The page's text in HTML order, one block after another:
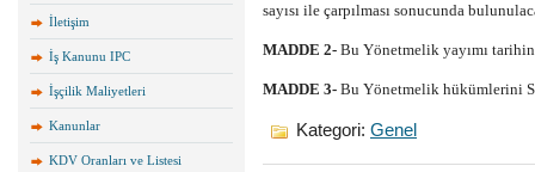
İletişim
İş Kanunu IPC
İşçilik Maliyetleri
Kanunlar
KDV Oranları ve Listesi
sayısı ile çarpılması sonucunda
MADDE 2- Bu Yönetmelik yayımı
MADDE 3- Bu Yönetmelik hükümlerini
Kategori: Genel